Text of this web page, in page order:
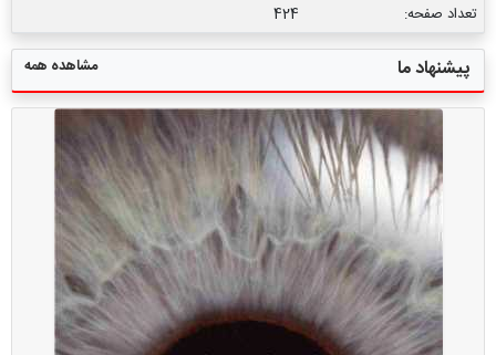
تعداد صفحه:
424
پیشنهاد ما مشاهده همه